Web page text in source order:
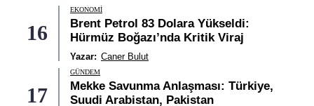
16
EKONOMI
Brent Petrol 83 Dolara Yükseldi:
Hürmüz Boğazı’nda Kritik Viraj
Yazar: Caner Bulut
17
GÜNDEM
Mekke Savunma Anlaşması: Türkiye,
Suudi Arabistan, Pakistan